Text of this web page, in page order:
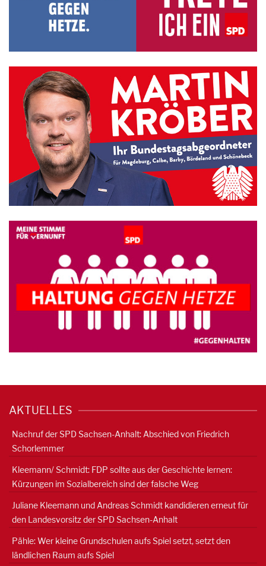
AKTUELLES
Nachruf der SPD Sachsen-Anhalt: Abschied von Friedrich
Schorlemmer
Kleemann/ Schmidt: FDP sollte aus der Geschichte lernen:
Kürzungen im Sozialbereich sind der falsche Weg
Juliane Kleemann und Andreas Schmidt kandidieren erneut für
den Landesvorsitz der SPD Sachsen-Anhalt
Pähle: Wer kleine Grundschulen aufs Spiel setzt, setzt den
ländlichen Raum aufs Spiel